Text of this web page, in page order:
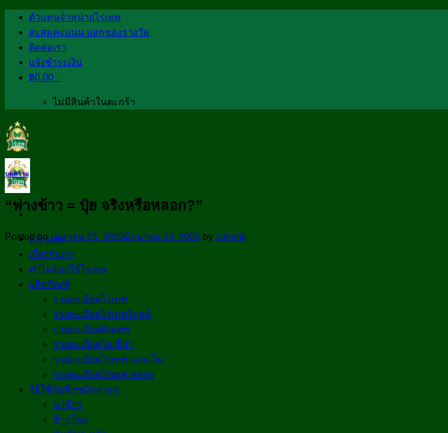
Skip
content
ตัวแทนจำหน่ายไร่เทพ
สะสมคะแนน แลกของรางวัล
ติดต่อเรา
แจ้งชำระเงิน
฿0.00
ไม่มีสินค้าในตะกร้า
หน้าแรก
เกี่ยวกับเรา
ทำไมต้องใช้ไร่เทพ
ผลิตภัณฑ์
รายละเอียดไร่เทพ
รายละเอียดไร่เทพโกลด์
รายละเอียดดินเทพ
รายละเอียดโล่เขียว
รายละเอียดไร่เทพ แคล-โบ
รายละเอียดไร่เทพ พลอย
วิธีใช้กับพืชชนิดต่างๆ
นาข้าว
ข้าวโพด
บทความ
“ฟางข้าว = ปุ๋ย จริงหรือหลอก?”
Posted onเมษายน 25, 2025มิถุนายน 23, 2026 by adminjj